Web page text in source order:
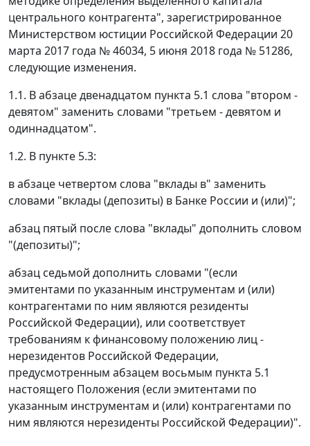
центрального контрагента", зарегистрированное
Министерством юстиции Российской Федерации 20
марта 2017 года № 46034, 5 июня 2018 года № 51286,
следующие изменения.
1.1. В абзаце двенадцатом пункта 5.1 слова "втором -
девятом" заменить словами "третьем - девятом и
одиннадцатом".
1.2. В пункте 5.3:
в абзаце четвертом слова "вклады в" заменить
словами "вклады (депозиты) в Банке России и (или)";
абзац пятый после слова "вклады" дополнить словом
"(депозиты)";
абзац седьмой дополнить словами "(если
эмитентами по указанным инструментам и (или)
контрагентами по ним являются резиденты
Российской Федерации), или соответствует
требованиям к финансовому положению лиц -
нерезидентов Российской Федерации,
предусмотренным абзацем восьмым пункта 5.1
настоящего Положения (если эмитентами по
указанным инструментам и (или) контрагентами по
ним являются нерезиденты Российской Федерации)".